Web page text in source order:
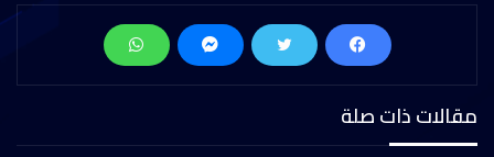
مقالات ذات صلة